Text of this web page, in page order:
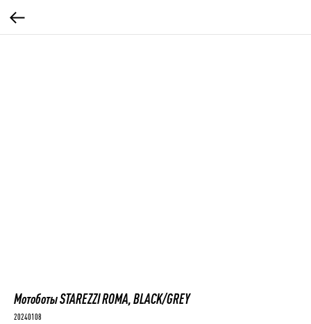
Мотоботы STAREZZI ROMA, BLACK/GREY
20240108